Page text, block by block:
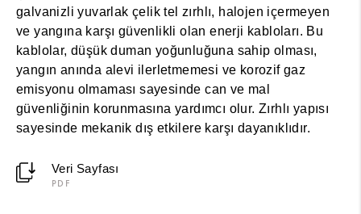
galvanizli yuvarlak çelik tel zırhlı, halojen içermeyen
ve yangına karşı güvenlikli olan enerji kabloları. Bu
kablolar, düşük duman yoğunluğuna sahip olması,
yangın anında alevi ilerletmemesi ve korozif gaz
emisyonu olmaması sayesinde can ve mal
güvenliğinin korunmasına yardımcı olur. Zırhlı yapısı
sayesinde mekanik dış etkilere karşı dayanıklıdır.
Veri Sayfası
PDF